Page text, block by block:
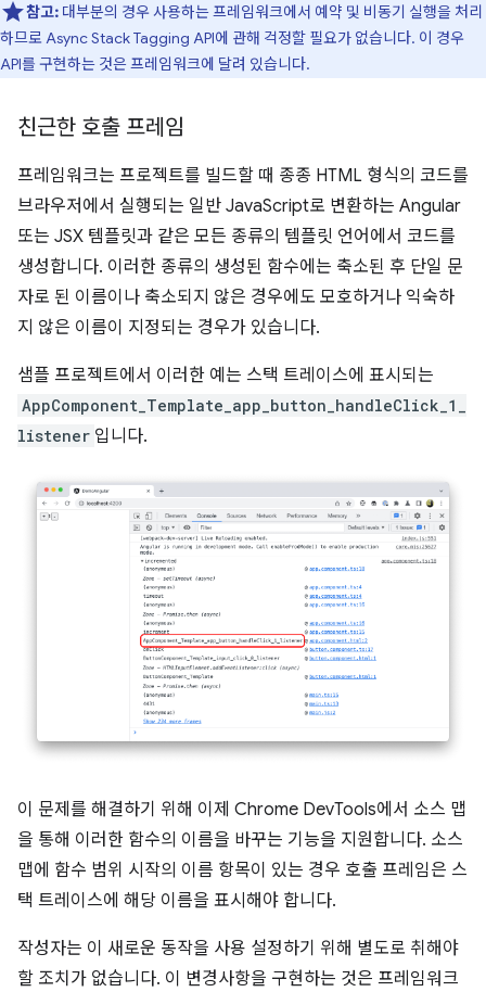
참고: 대부분의 경우 사용하는 프레임워크에서 예약 및 비동기 실행을 처리
하므로 Async Stack Tagging API에 관해 걱정할 필요가 없습니다. 이 경우
API를 구현하는 것은 프레임워크에 달려 있습니다.
친근한 호출 프레임
프레임워크는 프로젝트를 빌드할 때 종종 HTML 형식의 코드를
브라우저에서 실행되는 일반 JavaScript로 변환하는 Angular
또는 JSX 템플릿과 같은 모든 종류의 템플릿 언어에서 코드를
생성합니다. 이러한 종류의 생성된 함수에는 축소된 후 단일 문
자로 된 이름이나 축소되지 않은 경우에도 모호하거나 익숙하
지 않은 이름이 지정되는 경우가 있습니다.
샘플 프로젝트에서 이러한 예는 스택 트레이스에 표시되는
AppComponent_Template_app_button_handleClick_1_
listener 입니다.
이 문제를 해결하기 위해 이제 Chrome DevTools에서 소스 맵
을 통해 이러한 함수의 이름을 바꾸는 기능을 지원합니다. 소스
맵에 함수 범위 시작의 이름 항목이 있는 경우 호출 프레임은 스
택 트레이스에 해당 이름을 표시해야 합니다.
작성자는 이 새로운 동작을 사용 설정하기 위해 별도로 취해야
할 조치가 없습니다. 이 변경사항을 구현하는 것은 프레임워크